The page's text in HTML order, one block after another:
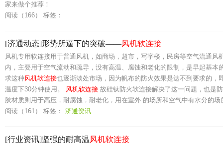
家来做个推荐！
阅读（166） 标签：
[济通动态]形势所逼下的突破——风机软连接
风机专用软连接用于普通风机，如商场，超市，写字楼，民房等空气流通风
内，主要用于空气流动和疏导，没有高温、腐蚀和老化的限制，是早起基本
求这种风机软连接也逐渐淡处市场，因为帆布的防火效果是达不到要求的，
温度下30分钟使用。 风机软连接 故硅钛防火软连接解决了这一问题，也是
胶材质则用于高压，耐腐蚀，耐老化，用在室外 的场所和空气中有水分的场
阅读（161） 标签： 济通资讯
[行业资讯]坚强的耐高温风机软连接